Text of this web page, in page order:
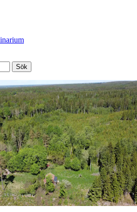
Sök